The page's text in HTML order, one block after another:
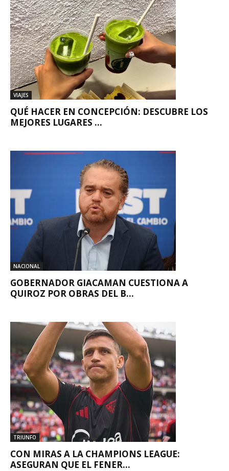
VIAJES
QUÉ HACER EN CONCEPCIÓN: DESCUBRE LOS
MEJORES LUGARES ...
NACIONAL
GOBERNADOR GIACAMAN CUESTIONA A
QUIROZ POR OBRAS DEL B...
TRIUNFO
CON MIRAS A LA CHAMPIONS LEAGUE:
ASEGURAN QUE EL FENER...